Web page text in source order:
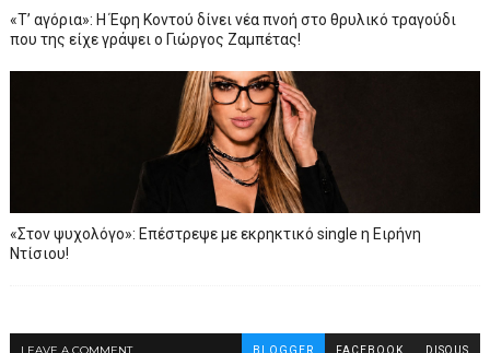
«Τ’ αγόρια»: Η Έφη Κοντού δίνει νέα πνοή στο θρυλικό τραγούδι
που της είχε γράψει ο Γιώργος Ζαμπέτας!
«Στον ψυχολόγο»: Επέστρεψε με εκρηκτικό single η Ειρήνη
Ντίσιου!
BLOGGER FACEBOOK DISQUS